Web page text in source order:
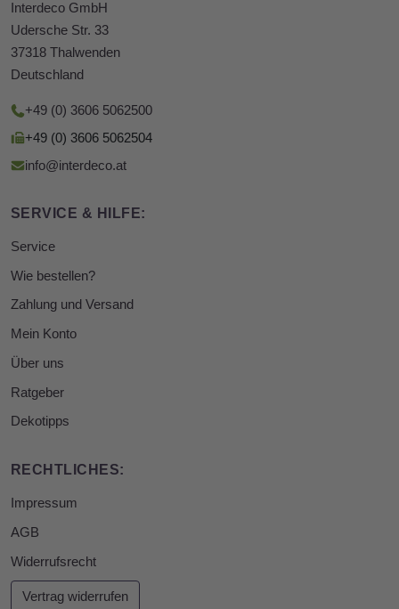
Interdeco GmbH
Udersche Str. 33
37318 Thalwenden
Deutschland
+49 (0) 3606 5062500
+49 (0) 3606 5062504
info@interdeco.at
SERVICE & HILFE:
Service
Wie bestellen?
Zahlung und Versand
Mein Konto
Über uns
Ratgeber
Dekotipps
RECHTLICHES:
Impressum
AGB
Widerrufsrecht
Vertrag widerrufen